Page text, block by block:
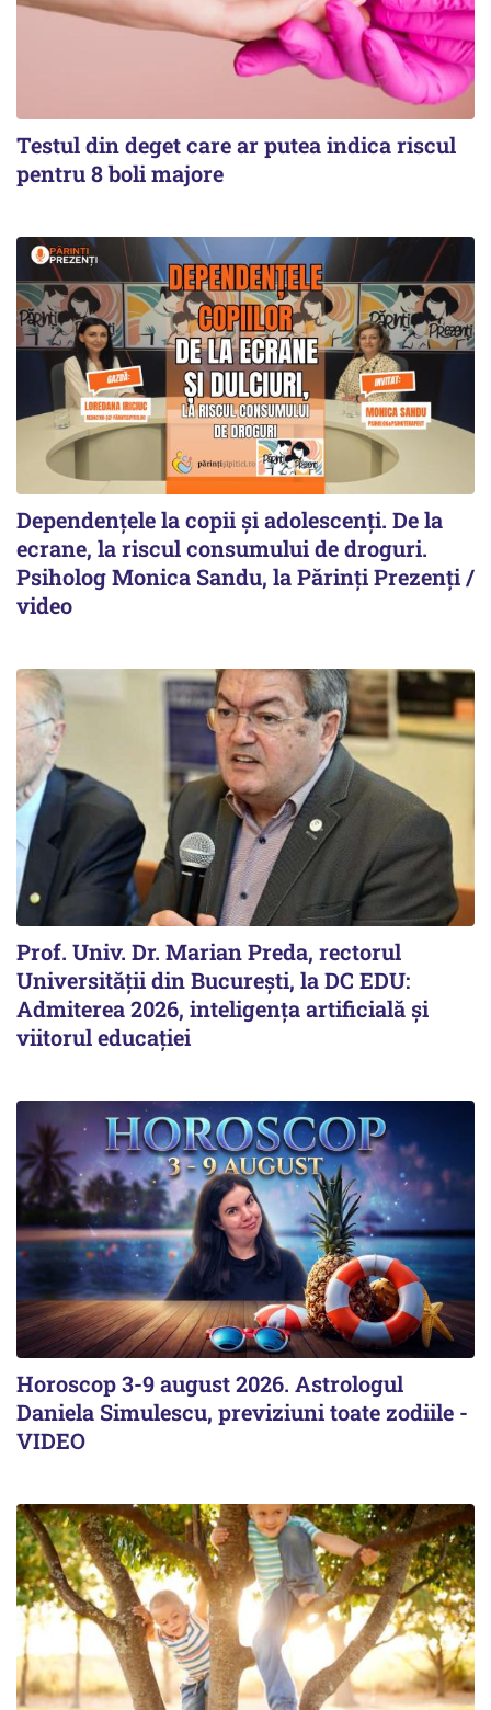
Testul din deget care ar putea indica riscul
pentru 8 boli majore
Dependențele la copii și adolescenți. De la
ecrane, la riscul consumului de droguri.
Psiholog Monica Sandu, la Părinți Prezenți /
video
Prof. Univ. Dr. Marian Preda, rectorul
Universității din București, la DC EDU:
Admiterea 2026, inteligența artificială și
viitorul educației
Horoscop 3-9 august 2026. Astrologul
Daniela Simulescu, previziuni toate zodiile -
VIDEO